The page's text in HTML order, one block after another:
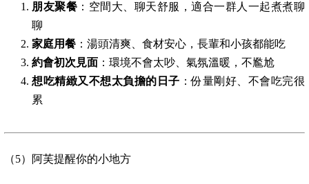
朋友聚餐 ：空間大、聊天舒服，適合一群人一起煮煮聊
聊
家庭用餐 ：湯頭清爽、食材安心，長輩和小孩都能吃
約會初次見面 ：環境不會太吵、氣氛溫暖，不尷尬
想吃精緻又不想太負擔的日子 ：份量剛好、不會吃完很
累
（5）阿芙提醒你的小地方